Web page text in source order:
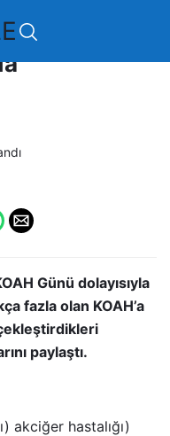
Günü dolayısıyla
fazla olan KOAH’a
paylaştı.
akciğer hastalığı)